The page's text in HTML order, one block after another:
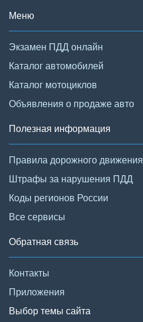
Меню
Экзамен ПДД онлайн
Каталог автомобилей
Каталог мотоциклов
Объявления о продаже авто
Полезная информация
Правила дорожного движения
Штрафы за нарушения ПДД
Коды регионов России
Все сервисы
Обратная связь
Контакты
Приложения
Выбор темы сайта